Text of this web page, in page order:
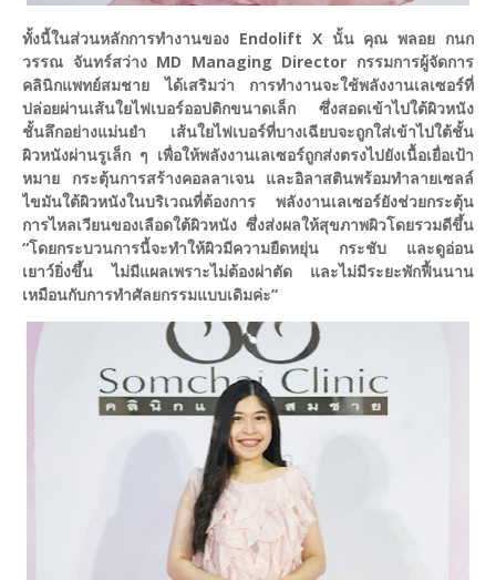
ทั้งนี้ในส่วนหลักการทำงานของ Endolift X นั้น คุณ พลอย กนก
วรรณ จันทร์สว่าง MD Managing Director กรรมการผู้จัดการ
คลินิกแพทย์สมชาย ได้เสริมว่า การทำงานจะใช้พลังงานเลเซอร์ที่
ปล่อยผ่านเส้นใยไฟเบอร์ออปติกขนาดเล็ก ซึ่งสอดเข้าไปใต้ผิวหนัง
ชั้นลึกอย่างแม่นยำ เส้นใยไฟเบอร์ที่บางเฉียบจะถูกใส่เข้าไปใต้ชั้น
ผิวหนังผ่านรูเล็ก ๆ เพื่อให้พลังงานเลเซอร์ถูกส่งตรงไปยังเนื้อเยื่อเป้า
หมาย กระตุ้นการสร้างคอลลาเจน และอิลาสตินพร้อมทำลายเซลล์
ไขมันใต้ผิวหนังในบริเวณที่ต้องการ พลังงานเลเซอร์ยังช่วยกระตุ้น
การไหลเวียนของเลือดใต้ผิวหนัง ซึ่งส่งผลให้สุขภาพผิวโดยรวมดีขึ้น
“โดยกระบวนการนี้จะทำให้ผิวมีความยืดหยุ่น กระชับ และดูอ่อน
เยาว์ยิ่งขึ้น ไม่มีแผลเพราะไม่ต้องผ่าตัด และไม่มีระยะพักฟื้นนาน
เหมือนกับการทำศัลยกรรมแบบเดิมค่ะ”